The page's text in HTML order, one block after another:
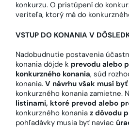
konkurzu. O pristúpení do
veriteľa, ktorý má do
VSTUP DO KONANIA V
Nadobudnutie postavenia
konania dôjde k prevodu alebo
konkurzného konania, súd
konania. V návrhu však musí
konkurzného konania zamietne.
listinami, ktoré prevod alebo
konkurzného konania z dôvodu
pohľadávky musia byť naviac